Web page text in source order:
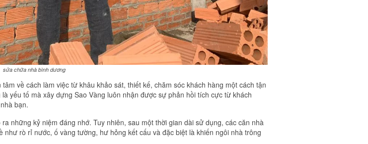
sửa chữa nhà bình dương
về cách làm việc từ khâu khảo sát, thiết kế, chăm sóc khách hàng một cách tận
yếu tố mà xây dựng Sao Vàng luôn nhận được sự phản hồi tích cực từ khách
bạn.
những kỷ niệm đáng nhớ. Tuy nhiên, sau một thời gian dài sử dụng, các căn nhà
rò rỉ nước, ố vàng tường, hư hỏng kết cấu và đặc biệt là khiến ngôi nhà trông